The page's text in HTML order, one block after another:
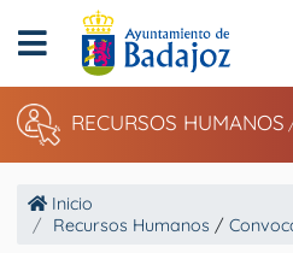
RECURSOS HUMANOS
Inicio
Recursos Humanos /